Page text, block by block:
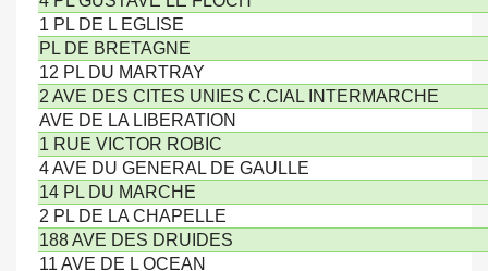
1 PL DE L EGLISE
PL DE BRETAGNE
12 PL DU MARTRAY
2 AVE DES CITES UNIES C.CIAL INTERMARCHE
AVE DE LA LIBERATION
1 RUE VICTOR ROBIC
4 AVE DU GENERAL DE GAULLE
14 PL DU MARCHE
2 PL DE LA CHAPELLE
188 AVE DES DRUIDES
11 AVE DE L OCEAN